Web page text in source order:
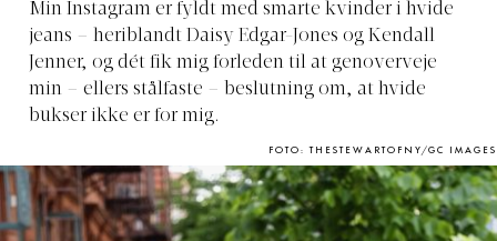
Min Instagram er fyldt med smarte kvinder i hvide
jeans – heriblandt Daisy Edgar-Jones og Kendall
Jenner, og dét fik mig forleden til at genoverveje
min – ellers stålfaste – beslutning om, at hvide
bukser ikke er for mig.
FOTO: THESTEWARTOFNY/GC IMAGES